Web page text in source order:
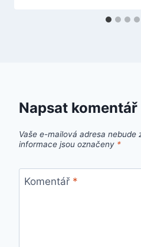
Napsat komentář
Vaše e-mailová adresa nebude
informace jsou označeny *
Komentář *